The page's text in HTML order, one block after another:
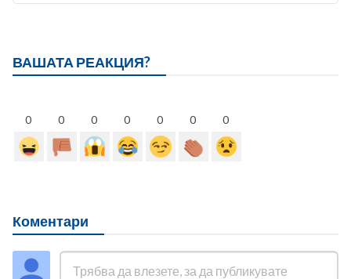
ВАШАТА РЕАКЦИЯ?
0 0 0 0 0 0 0
Коментари